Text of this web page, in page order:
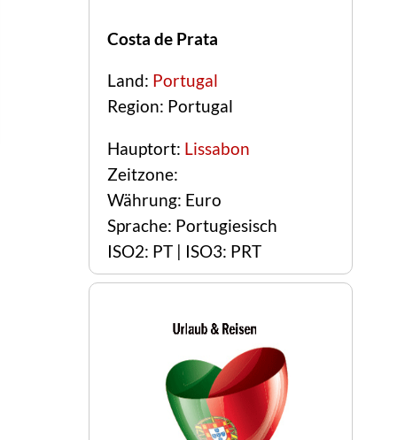
Costa de Prata
Land: Portugal
Region: Portugal
Hauptort: Lissabon
Zeitzone:
Währung: Euro
Sprache: Portugiesisch
ISO2: PT | ISO3: PRT